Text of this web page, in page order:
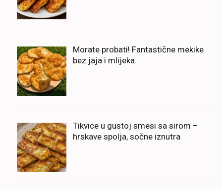
Morate probati! Fantastične mekike
bez jaja i mlijeka.
Tikvice u gustoj smesi sa sirom –
hrskave spolja, sočne iznutra